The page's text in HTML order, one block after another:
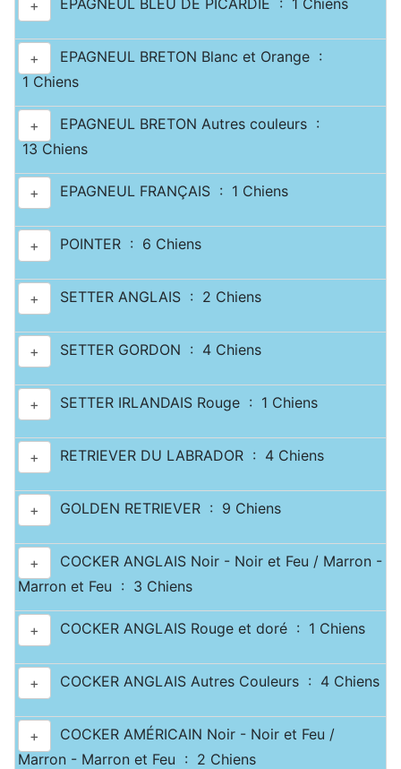
+ EPAGNEUL BLEU DE PICARDIE : 1 Chiens
+
EPAGNEUL BRETON Blanc et Orange :
1 Chiens
+
EPAGNEUL BRETON Autres couleurs :
13 Chiens
+ EPAGNEUL FRANÇAIS : 1 Chiens
+ POINTER : 6 Chiens
+ SETTER ANGLAIS : 2 Chiens
+ SETTER GORDON : 4 Chiens
+ SETTER IRLANDAIS Rouge : 1 Chiens
+ RETRIEVER DU LABRADOR : 4 Chiens
+ GOLDEN RETRIEVER : 9 Chiens
+
COCKER ANGLAIS Noir - Noir et Feu / Marron -
Marron et Feu : 3 Chiens
+ COCKER ANGLAIS Rouge et doré : 1 Chiens
+ COCKER ANGLAIS Autres Couleurs : 4 Chiens
+
COCKER AMÉRICAIN Noir - Noir et Feu /
Marron - Marron et Feu : 2 Chiens